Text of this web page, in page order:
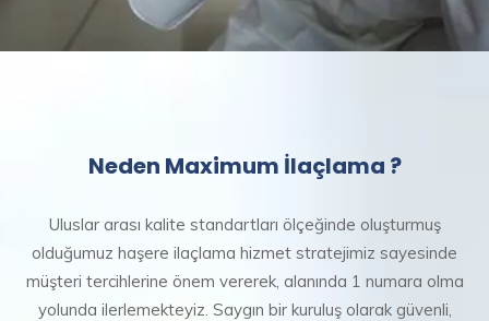
Neden Maximum İlaçlama ?
Uluslar arası kalite standartları ölçeğinde oluşturmuş
olduğumuz haşere ilaçlama hizmet stratejimiz sayesinde
müşteri tercihlerine önem vererek, alanında 1 numara olma
yolunda ilerlemekteyiz. Saygın bir kuruluş olarak güvenli,